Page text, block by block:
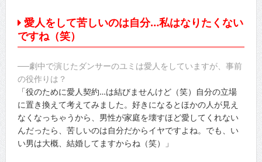
愛人をして苦しいのは自分…私はなりたくない
ですね（笑）
──劇中で演じたダンサーのユミは愛人をしていますが、事前
の役作りは？
「役のために愛人契約…は結びませんけど（笑）自分の立場
に置き換えて考えてみました。好きになるとほかの人が見え
なくなっちゃうから、男性が家庭を壊すほど愛してくれない
んだったら、苦しいのは自分だからイヤですよね。でも、い
い男は大概、結婚してますからね（笑）」